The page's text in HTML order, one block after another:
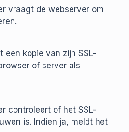
vraagt de webserver om
een kopie van zijn SSL-
of server als
controleert of het SSL-
is. Indien ja, meldt het